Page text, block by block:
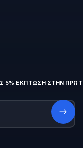
5% ΈΚΠΤΩΣΗ ΣΤΗΝ